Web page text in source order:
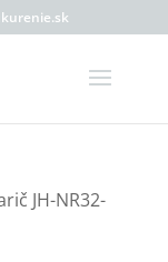
JH-NR32-